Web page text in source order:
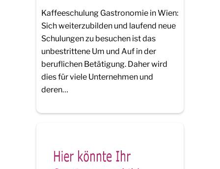
Kaffeeschulung Gastronomie in Wien:
Sich weiterzubilden und laufend neue
Schulungen zu besuchen ist das
unbestrittene Um und Auf in der
beruflichen Betätigung. Daher wird
dies für viele Unternehmen und
deren…